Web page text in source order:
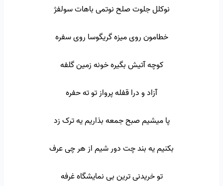
نوکلل جلوت صلح نوتمی باهات سولفژ
خطامون روی میزه گریگوسا روی سفره
کوچه آتیش بگیره خونه زمین گلفه
آزاد و درا قفله پرواز تو ته حفره
پا میشیم صبح جمعه بذاریم یه ترک زد
بکنیم یه بند چت دور شیم از هر چی عرف
تو خریدنی ترین بی نمایشگاه غرفه